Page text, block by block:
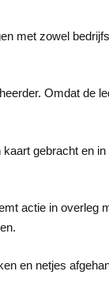
met zowel
Omdat de
gebracht en
actie in overleg
en netjes